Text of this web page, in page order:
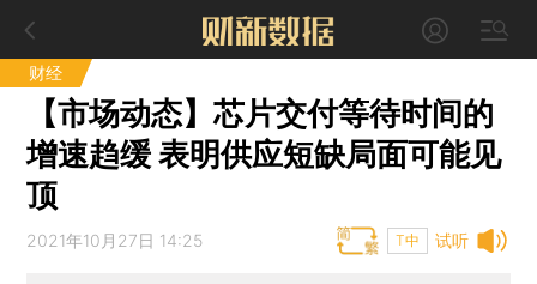
财经
【市场动态】芯片交付等待时间的
增速趋缓 表明供应短缺局面可能见
顶
试听
2021年10月27日 14:25 T中